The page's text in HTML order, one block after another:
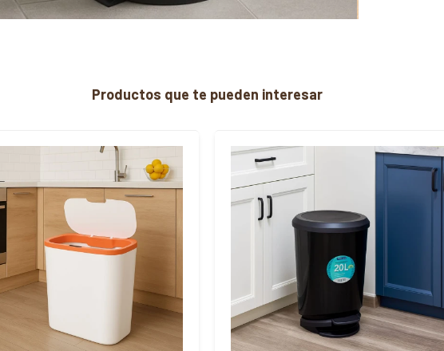
Productos que te pueden interesar